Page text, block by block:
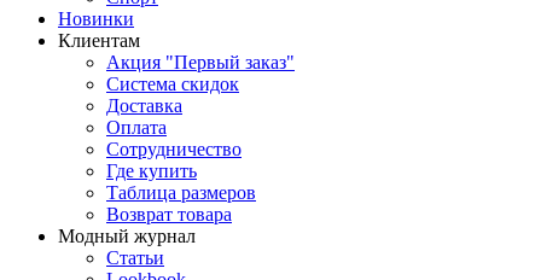
Новинки
Клиентам
Акция "Первый заказ"
Система скидок
Доставка
Оплата
Сотрудничество
Где купить
Таблица размеров
Возврат товара
Модный журнал
Статьи